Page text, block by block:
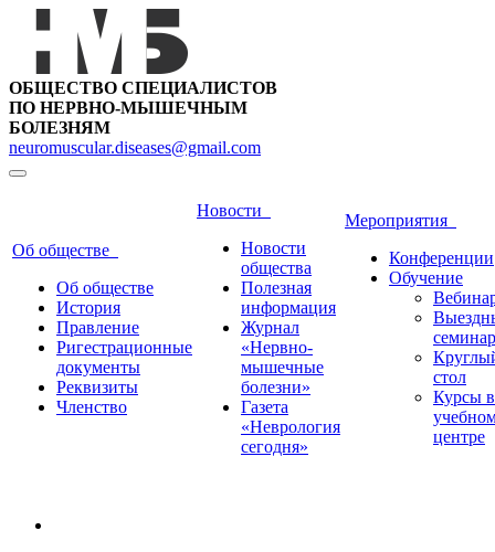
ОБЩЕСТВО СПЕЦИАЛИСТОВ
ПО НЕРВНО-МЫШЕЧНЫМ
БОЛЕЗНЯМ
neuromuscular.diseases@gmail.com
Об обществе
Об обществе
История
Правление
Ригестрационные
документы
Реквизиты
Членство
Новости
Новости
общества
Полезная
информация
Журнал
«Нервно-
мышечные
болезни»
Газета
«Неврология
сегодня»
Мероприятия
Конференции
Обучение
стол
Курсы в
центре